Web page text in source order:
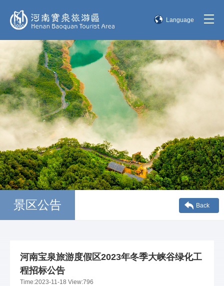
Language
English
한국어
日本語
景区公告 Back
河南宝泉旅游度假区2023年冬季大峡谷绿化工
程招标公告
Time:2023-11-18 View:796